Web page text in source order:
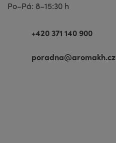
Po–Pá: 8–15:30 h
+420 371 140 900
poradna@aromakh.cz